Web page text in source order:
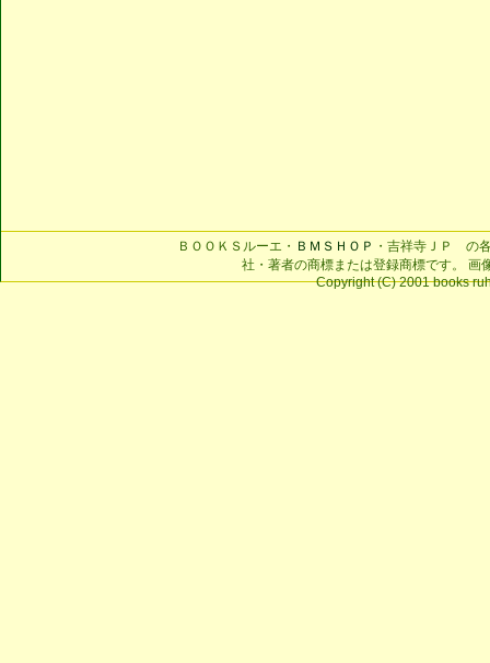
ＢＯＯＫＳルーエ・ ＢＭＳＨＯＰ ・吉祥寺ＪＰ の
社・著者の商標または登録商標です。 画
Copyright (C) 2001 books